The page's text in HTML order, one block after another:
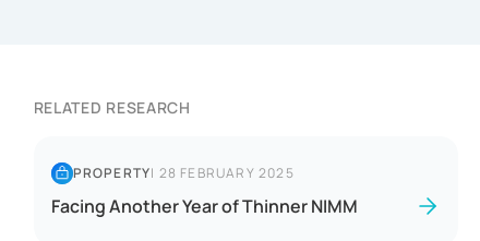
RELATED RESEARCH
PROPERTY| 28 FEBRUARY 2025
Facing Another Year of Thinner NIMM